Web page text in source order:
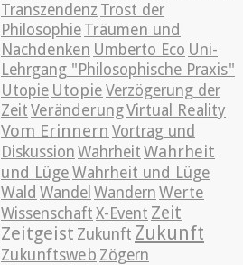
Transzendenz Trost der
Philosophie Träumen und
Nachdenken Umberto Eco Uni-
Lehrgang "Philosophische Praxis"
Utopie Utopie Verzögerung der
Zeit VeränderungVirtual Reality
Vom Erinnern Vortrag und
Diskussion Wahrheit Wahrheit
und Lüge Wahrheit und Lüge
Wald Wandel Wandern Werte
Wissenschaft X-Event Zeit
Zeitgeist Zukunft Zukunft
Zukunftsweb Zögern